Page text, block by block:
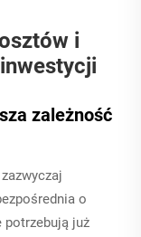
i
zależność
o
potrzebują już